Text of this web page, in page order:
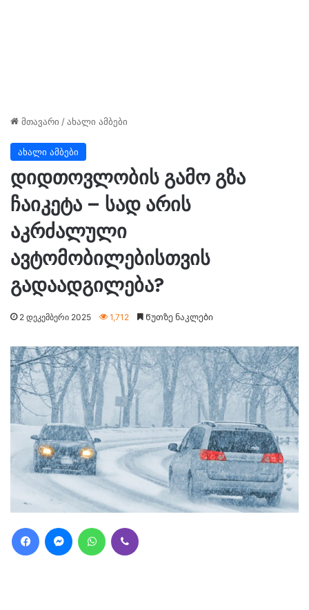
მთავარი /ახალი ამბები
ახალი ამბები
დიდთოვლობის გამო გზა
ჩაიკეტა – სად არის
აკრძალული
ავტომობილებისთვის
გადაადგილება?
2 დეკემბერი 2025 1,712 Წუთზე ნაკლები
FacebookMessengerWhatsApp